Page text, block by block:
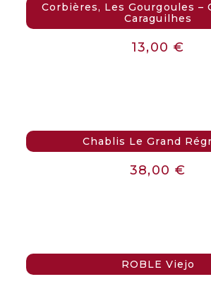
Corbières, Les Gourgoules –
Caraguilhes
13,00 €
Chablis Le Grand
38,00 €
ROBLE Viejo